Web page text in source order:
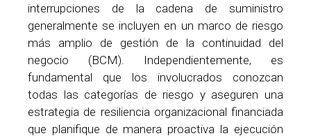
interrupciones de la cadena de suministro
generalmente se incluyen en un marco de riesgo
más amplio de gestión de la continuidad del
negocio (BCM). Independientemente, es
fundamental que los involucrados conozcan
todas las categorías de riesgo y aseguren una
estrategia de resiliencia organizacional financiada
que planifique de manera proactiva la ejecución